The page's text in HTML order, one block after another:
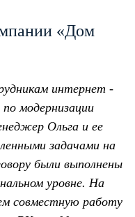
«Дом
интернет -
модернизации
Ольга и ее
задачами на
были выполнены
уровне. На
совместную работу